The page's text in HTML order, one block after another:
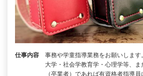
仕事内容
事務や学童指導業務をお願いしま
大学・社会学教育学・心理学等、
（卒業者）であれば有資格者指導